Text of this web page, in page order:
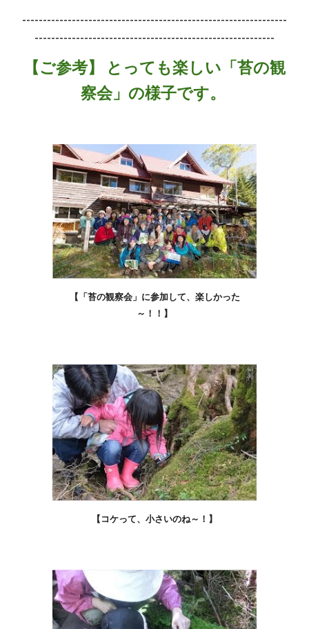
----------------------------------------------------------------
----------------------------------------------------------
【ご参考】 とっても楽しい「苔の観
察会」の様子です。
【「苔の観察会」に参加して、楽しかった
～！！】
【コケって、小さいのね～！】